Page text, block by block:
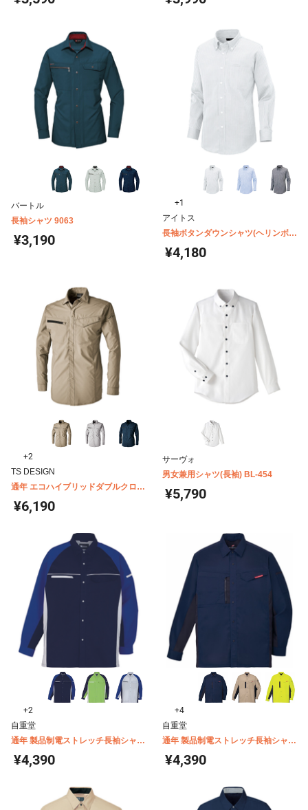
バートル
長袖シャツ 9063
¥3,190
+1
アイトス
長袖ボタンダウンシャツ(ヘリンボー
ン)(男女兼用) AZ-50403
¥4,180
+2
TS DESIGN
通年 エコハイブリッドダブルクロス
ライトシャツ 4615
¥6,190
サーヴォ
男女兼用シャツ(長袖) BL-454
¥5,790
+2
自重堂
通年 製品制電ストレッチ長袖シャツ
86804
¥4,390
+4
自重堂
通年 製品制電ストレッチ長袖シャツ
87104
¥4,390